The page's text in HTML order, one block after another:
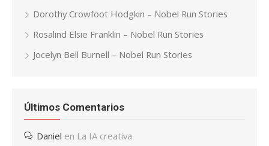
Dorothy Crowfoot Hodgkin – Nobel Run Stories
Rosalind Elsie Franklin – Nobel Run Stories
Jocelyn Bell Burnell – Nobel Run Stories
Últimos Comentarios
Daniel en La IA creativa